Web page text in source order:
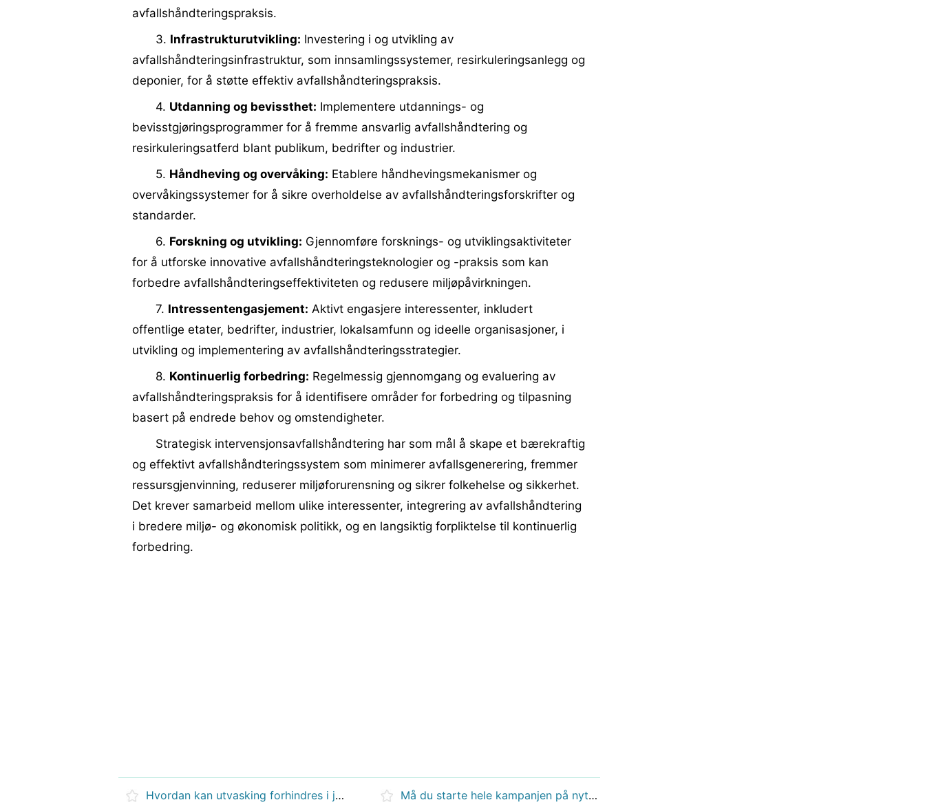
avfallshåndteringspraksis.
3. Infrastrukturutvikling: Investering i og utvikling av
avfallshåndteringsinfrastruktur, som innsamlingssystemer, resirkuleringsanlegg og
deponier, for å støtte effektiv avfallshåndteringspraksis.
4. Utdanning og bevissthet: Implementere utdannings- og
bevisstgjøringsprogrammer for å fremme ansvarlig avfallshåndtering og
resirkuleringsatferd blant publikum, bedrifter og industrier.
5. Håndheving og overvåking: Etablere håndhevingsmekanismer og
overvåkingssystemer for å sikre overholdelse av avfallshåndteringsforskrifter og
standarder.
6. Forskning og utvikling: Gjennomføre forsknings- og utviklingsaktiviteter
for å utforske innovative avfallshåndteringsteknologier og -praksis som kan
forbedre avfallshåndteringseffektiviteten og redusere miljøpåvirkningen.
7. Intressentengasjement: Aktivt engasjere interessenter, inkludert
offentlige etater, bedrifter, industrier, lokalsamfunn og ideelle organisasjoner, i
utvikling og implementering av avfallshåndteringsstrategier.
8. Kontinuerlig forbedring: Regelmessig gjennomgang og evaluering av
avfallshåndteringspraksis for å identifisere områder for forbedring og tilpasning
basert på endrede behov og omstendigheter.
Strategisk intervensjonsavfallshåndtering har som mål å skape et bærekraftig
og effektivt avfallshåndteringssystem som minimerer avfallsgenerering, fremmer
ressursgjenvinning, reduserer miljøforurensning og sikrer folkehelse og sikkerhet.
Det krever samarbeid mellom ulike interessenter, integrering av avfallshåndtering
i bredere miljø- og økonomisk politikk, og en langsiktig forpliktelse til kontinuerlig
forbedring.
Hvordan kan utvasking forhindres i jord? Må du starte hele kampanjen på nytt hvis den er skadet av spesielle infiserte eller kan kapittelet og fortsatt ikke få noe prestasjon i left 4 dead?